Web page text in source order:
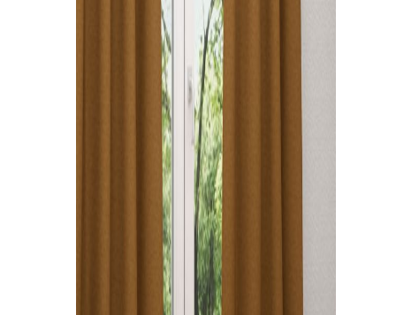
Gardinenstange